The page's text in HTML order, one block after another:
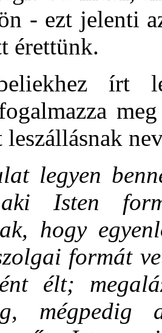
- ezt jelenti
érettünk.
írt
legyen
Isten
hogy
formát
élt;